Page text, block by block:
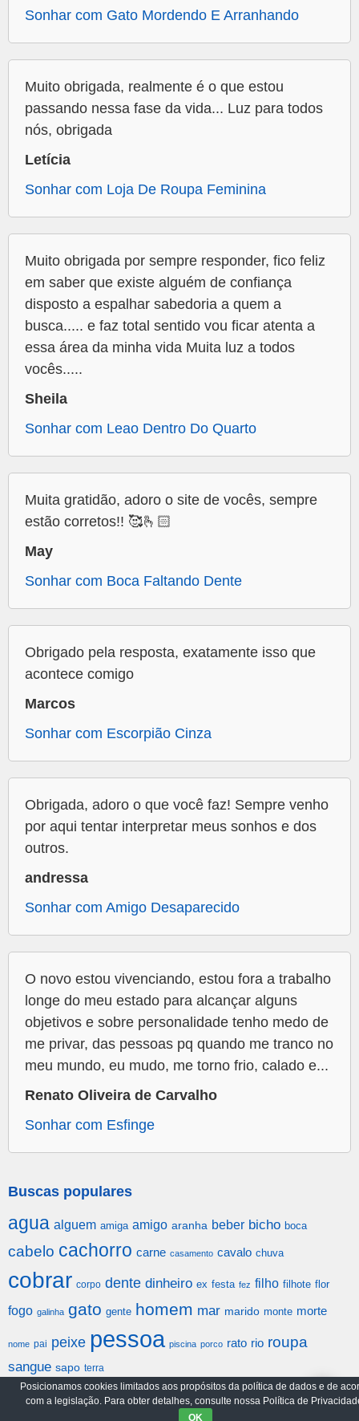
Sonhar com Gato Mordendo E Arranhando
Muito obrigada, realmente é o que estou
passando nessa fase da vida... Luz para todos
nós, obrigada
Letícia
Sonhar com Loja De Roupa Feminina
Muito obrigada por sempre responder, fico feliz
em saber que existe alguém de confiança
disposto a espalhar sabedoria a quem a
busca..... e faz total sentido vou ficar atenta a
essa área da minha vida Muita luz a todos
vocês.....
Sheila
Sonhar com Leao Dentro Do Quarto
Muita gratidão, adoro o site de vocês, sempre
estão corretos!! 🥰🫰🏻
May
Sonhar com Boca Faltando Dente
Obrigado pela resposta, exatamente isso que
acontece comigo
Marcos
Sonhar com Escorpião Cinza
Obrigada, adoro o que você faz! Sempre venho
por aqui tentar interpretar meus sonhos e dos
outros.
andressa
Sonhar com Amigo Desaparecido
O novo estou vivenciando, estou fora a trabalho
longe do meu estado para alcançar alguns
objetivos e sobre personalidade tenho medo de
me privar, das pessoas pq quando me tranco no
meu mundo, eu mudo, me torno frio, calado e...
Renato Oliveira de Carvalho
Sonhar com Esfinge
Buscas populares
agua alguem amiga amigo aranha beber bicho boca
cabelo cachorro carne casamento cavalo chuva
cobrar corpo dente dinheiro ex festa fez filho filhote flor
fogo galinha gato gente homem mar marido monte morte
nome pai peixe pessoa piscina porco rato rio roupa
sangue sapo terra
Arquivo Política de Privacidade
Posicionamos cookies limitados aos propósitos da política de dados e de
com a legislação. Para obter detalhes, consulte nossa Política de
OK